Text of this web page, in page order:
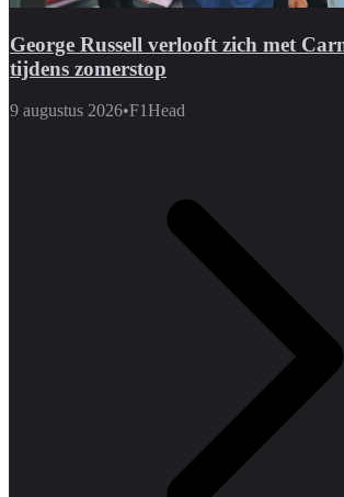
George Russell verlooft zich met
tijdens zomerstop
9 augustus 2026•F1Head